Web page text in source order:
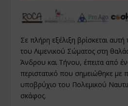
Σε πλήρη εξέλιξη βρίσκεται
του Λιμενικού Σώματος στη
Άνδρου και Τήνου, έπειτα από
περιστατικό που σημειώθηκε με
υποβρύχιο του Πολεμικού
σκάφος.